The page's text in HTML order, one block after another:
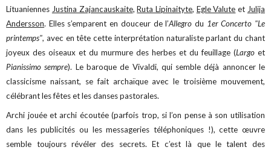
Lituaniennes Justina Zajancauskaite,Ruta Lipinaityte, Egle Valute et Julija
Andersson. Elles s’emparent en douceur de l’Allegro du 1er Concerto "Le
printemps", avec en tête cette interprétation naturaliste parlant du chant
joyeux des oiseaux et du murmure des herbes et du feuillage (Largo et
Pianissimo sempre). Le baroque de Vivaldi, qui semble déjà annoncer le
classicisme naissant, se fait archaïque avec le troisième mouvement,
célébrant les fêtes et les danses pastorales.
Archi jouée et archi écoutée (parfois trop, si l’on pense à son utilisation
dans les publicités ou les messageries téléphoniques !), cette œuvre
semble toujours révéler des secrets. Et c’est là que le talent des